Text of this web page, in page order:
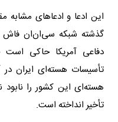
این ادعا و ادعاهای مشابه
گذشته شبکه سی‌ان‌ان فاش
تأسیسات هسته‌ای ایران در
هسته‌ای این کشور را نابود
تأخیر انداخته است.